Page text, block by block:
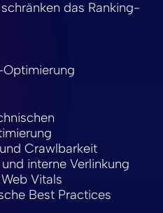
das Ranking-
Optimierung
Crawlbarkeit
interne Verlinkung
Vitals
Best Practices